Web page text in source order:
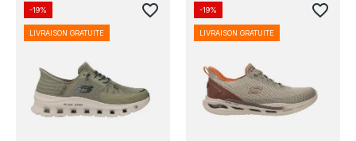
-19%
LIVRAISON GRATUITE
favorite_border -19%
LIVRAISON GRATUITE
favorite_border